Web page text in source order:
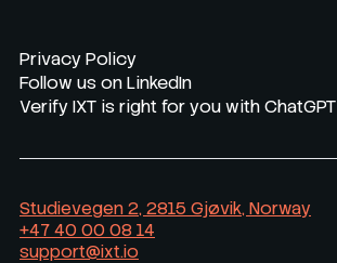
Privacy Policy
Follow us on LinkedIn
Verify IXT is right for you with ChatGPT
Studievegen 2, 2815 Gjøvik, Norway
+47 40 00 08 14
support@ixt.io